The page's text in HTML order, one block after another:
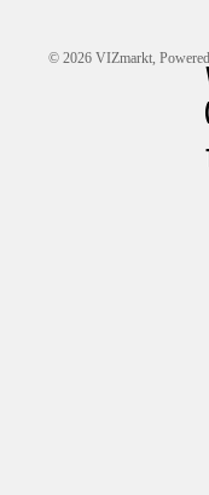
© 2026 VIZmarkt,